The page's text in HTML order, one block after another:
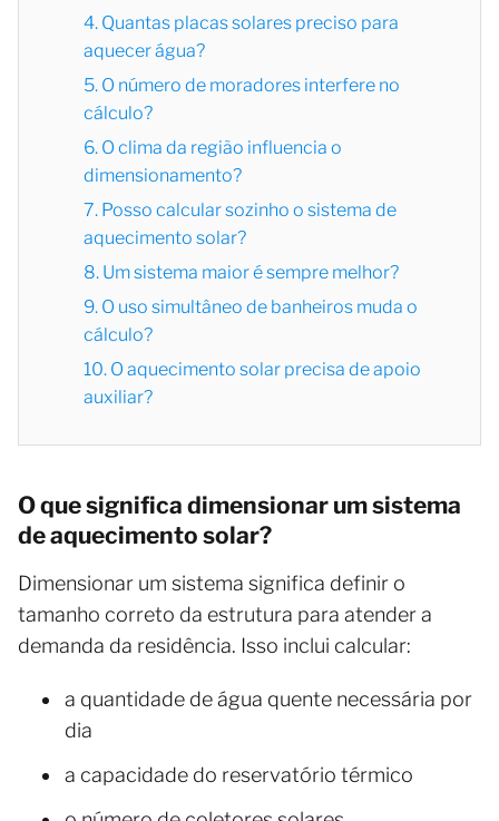
4. Quantas placas solares preciso para
aquecer água?
5. O número de moradores interfere no
cálculo?
6. O clima da região influencia o
dimensionamento?
7. Posso calcular sozinho o sistema de
aquecimento solar?
8. Um sistema maior é sempre melhor?
9. O uso simultâneo de banheiros muda o
cálculo?
10. O aquecimento solar precisa de apoio
auxiliar?
O que significa dimensionar um sistema
de aquecimento solar?
Dimensionar um sistema significa definir o
tamanho correto da estrutura para atender a
demanda da residência. Isso inclui calcular:
a quantidade de água quente necessária por
dia
a capacidade do reservatório térmico